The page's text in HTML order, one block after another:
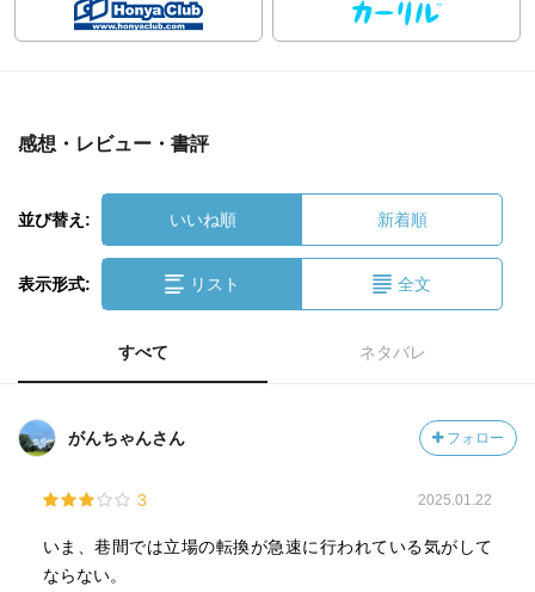
感想・レビュー・書評
並び替え: いいね順 新着順
表示形式: リスト 全文
すべて ネタバレ
がんちゃんさん フォロー
3 2025.01.22
いま、巷間では立場の転換が急速に行われている気がして
ならない。